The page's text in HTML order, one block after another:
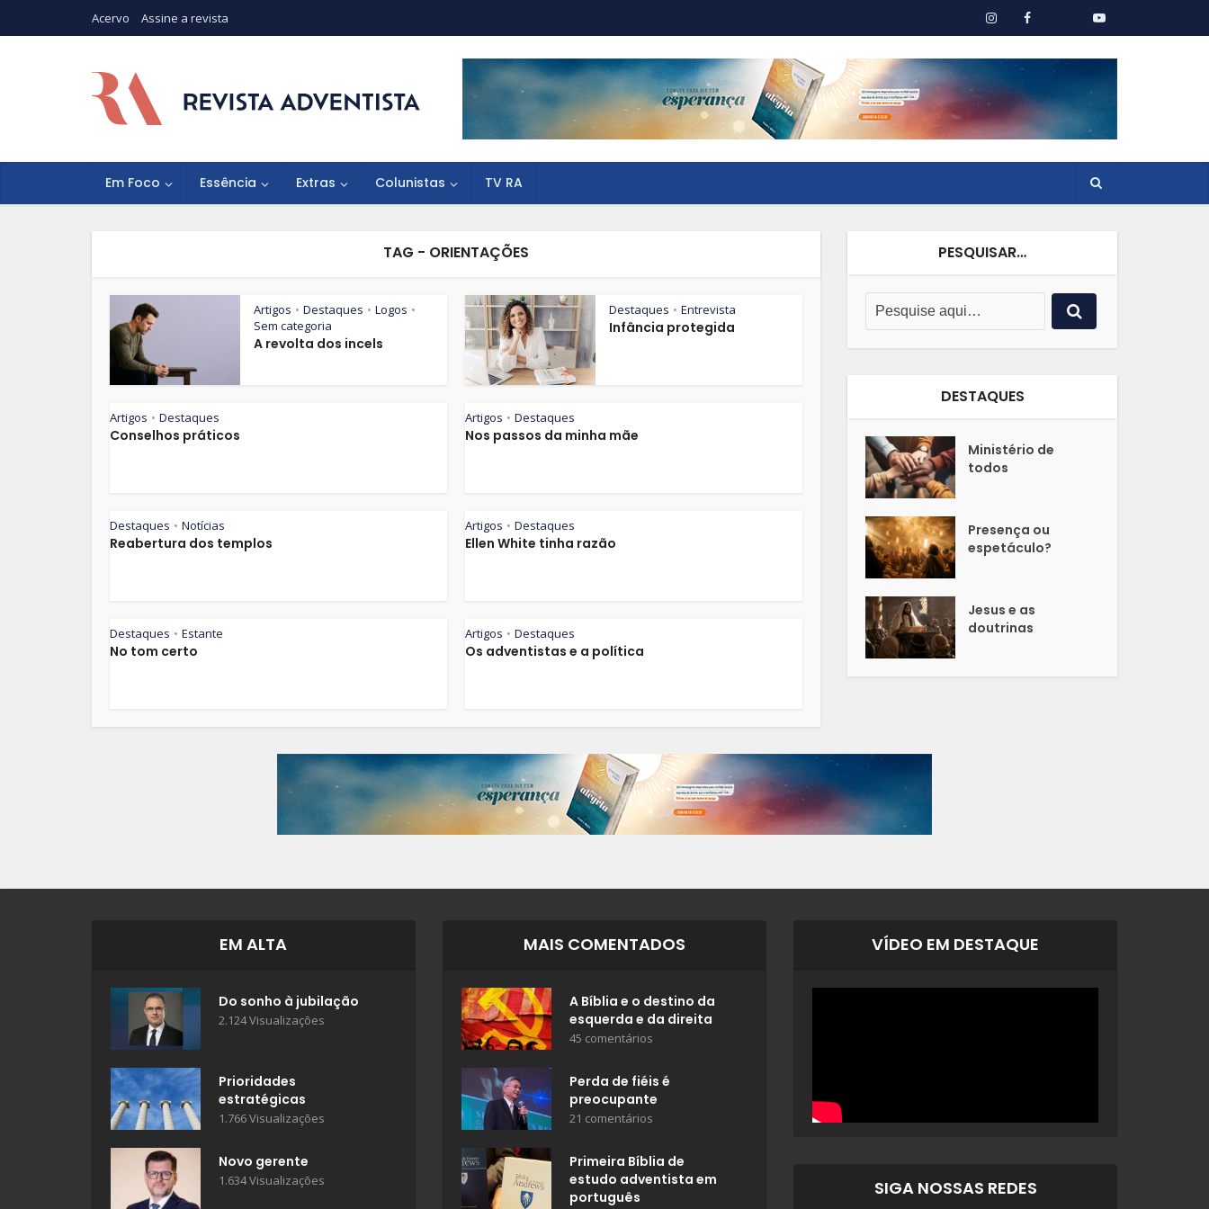
Acervo Assine a revista
Em Foco Essência Extras Colunistas TV RA
TAG - ORIENTAÇÕES
Artigos • Destaques • Logos •
Sem categoria
A revolta dos incels
Destaques • Entrevista
Infância protegida
Artigos • Destaques
Conselhos práticos
Artigos • Destaques
Nos passos da minha mãe
Destaques • Notícias
Reabertura dos templos
Artigos • Destaques
Ellen White tinha razão
Destaques • Estante
No tom certo
Artigos • Destaques
Os adventistas e a política
PESQUISAR…
DESTAQUES
Ministério de
todos
Presença ou
espetáculo?
Jesus e as
doutrinas
EM ALTA
Do sonho à jubilação
2.124 Visualizações
Prioridades
estratégicas
1.766 Visualizações
Novo gerente
1.634 Visualizações
MAIS COMENTADOS
A Bíblia e o destino da
esquerda e da direita
45 comentários
Perda de fiéis é
preocupante
21 comentários
Primeira Bíblia de
estudo adventista em
português
VÍDEO EM DESTAQUE
SIGA NOSSAS REDES